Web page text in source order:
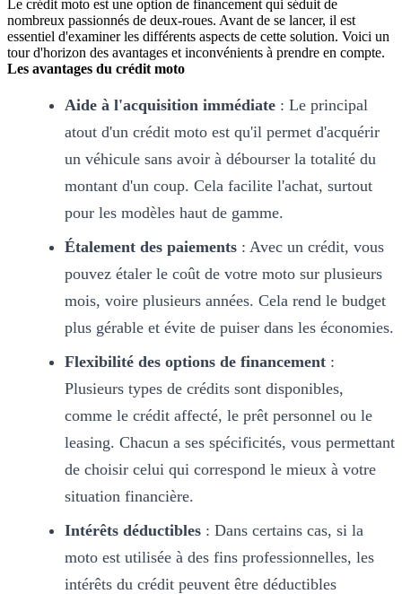
Le crédit moto est une option de financement qui séduit de
nombreux passionnés de deux-roues. Avant de se lancer, il est
essentiel d'examiner les différents aspects de cette solution. Voici un
tour d'horizon des avantages et inconvénients à prendre en compte.
Les avantages du crédit moto
Aide à l'acquisition immédiate : Le principal
atout d'un crédit moto est qu'il permet d'acquérir
un véhicule sans avoir à débourser la totalité du
montant d'un coup. Cela facilite l'achat, surtout
pour les modèles haut de gamme.
Étalement des paiements : Avec un crédit, vous
pouvez étaler le coût de votre moto sur plusieurs
mois, voire plusieurs années. Cela rend le budget
plus gérable et évite de puiser dans les économies.
Flexibilité des options de financement :
Plusieurs types de crédits sont disponibles,
comme le crédit affecté, le prêt personnel ou le
leasing. Chacun a ses spécificités, vous permettant
de choisir celui qui correspond le mieux à votre
situation financière.
Intérêts déductibles : Dans certains cas, si la
moto est utilisée à des fins professionnelles, les
intérêts du crédit peuvent être déductibles